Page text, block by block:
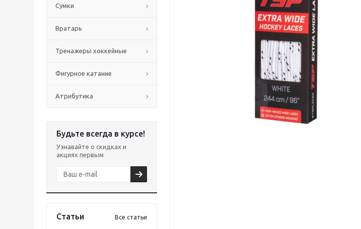
Сумки
Вратарь
Тренажеры хоккейные
Фигурное катание
Атрибутика
Будьте всегда в курсе!
Узнавайте о скидках и
акциях первым
Статьи Все статьи